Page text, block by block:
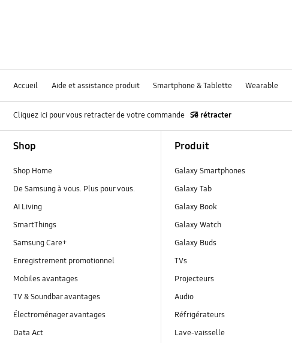
Accueil Aide et assistance produit Smartphone & Tablette Wearable
Cliquez ici pour vous retracter de votre commande Se rétracter
Shop
Shop Home
De Samsung à vous. Plus pour vous.
AI Living
SmartThings
Samsung Care+
Enregistrement promotionnel
Mobiles avantages
TV & Soundbar avantages
Électroménager avantages
Data Act
Produit
Galaxy Smartphones
Galaxy Tab
Galaxy Book
Galaxy Watch
Galaxy Buds
TVs
Projecteurs
Audio
Réfrigérateurs
Lave-vaisselle